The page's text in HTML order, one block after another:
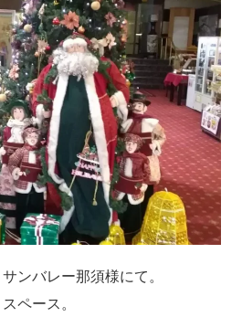
ンバレー那須様にて。
ペース。